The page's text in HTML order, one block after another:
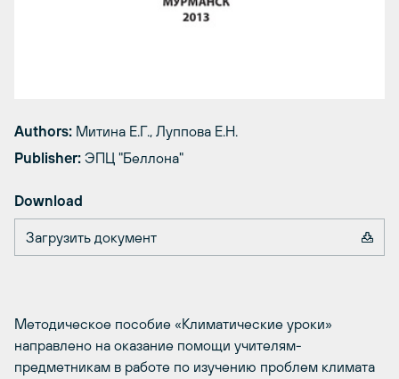
Authors: Митина Е.Г., Луппова Е.Н.
Publisher: ЭПЦ "Беллона"
Download
Загрузить документ
Методическое пособие «Климатические уроки»
направлено на оказание помощи учителям-
предметникам в работе по изучению проблем климата